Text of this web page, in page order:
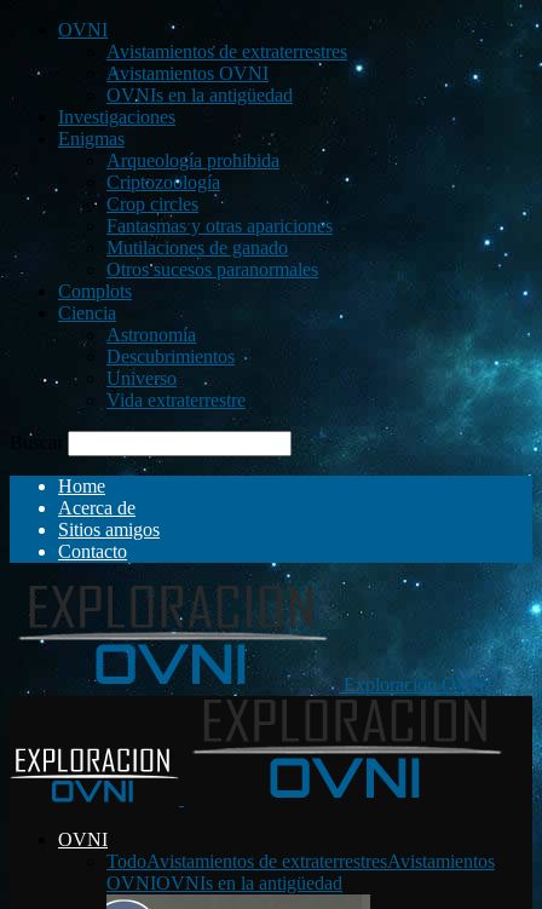
OVNI
Avistamientos de extraterrestres
Avistamientos OVNI
OVNIs en la antigüedad
Investigaciones
Enigmas
Arqueología prohibida
Criptozoología
Crop circles
Fantasmas y otras apariciones
Mutilaciones de ganado
Otros sucesos paranormales
Complots
Ciencia
Astronomía
Descubrimientos
Universo
Vida extraterrestre
Buscar
Home
Acerca de
Sitios amigos
Contacto
Exploración OVNI
OVNI
TodoAvistamientos de extraterrestresAvistamientos
OVNIOVNIs en la antigüedad